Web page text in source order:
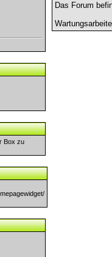
Box zu
Das Forum